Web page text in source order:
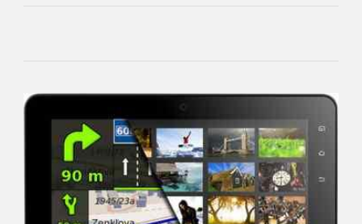
OVERMAX
Oysters
Perfeo